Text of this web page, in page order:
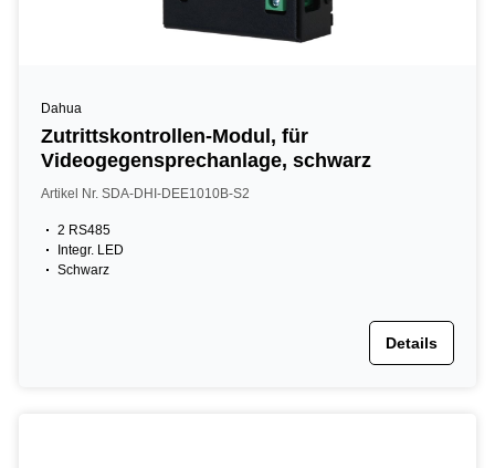
Dahua
Zutrittskontrollen-Modul, für
Videogegensprechanlage, schwarz
Artikel Nr. SDA-DHI-DEE1010B-S2
2 RS485
Integr. LED
Schwarz
Details